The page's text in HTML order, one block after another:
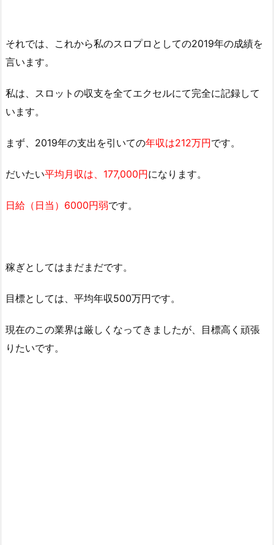
それでは、これから私のスロプロとしての2019年の成績を
言います。
私は、スロットの収支を全てエクセルにて完全に記録して
います。
まず、2019年の支出を引いての年収は212万円です。
だいたい平均月収は、177,000円になります。
日給（日当）6000円弱です。
稼ぎとしてはまだまだです。
目標としては、平均年収500万円です。
現在のこの業界は厳しくなってきましたが、目標高く頑張
りたいです。